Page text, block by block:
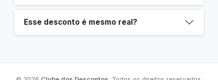
Esse desconto é mesmo real?